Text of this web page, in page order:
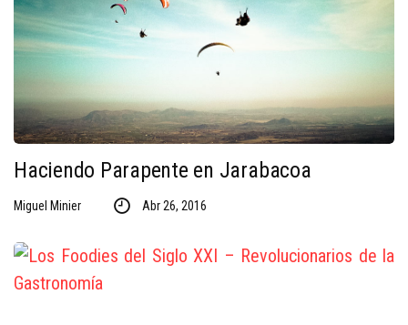
Haciendo Parapente en Jarabacoa
Miguel Minier Abr 26, 2016